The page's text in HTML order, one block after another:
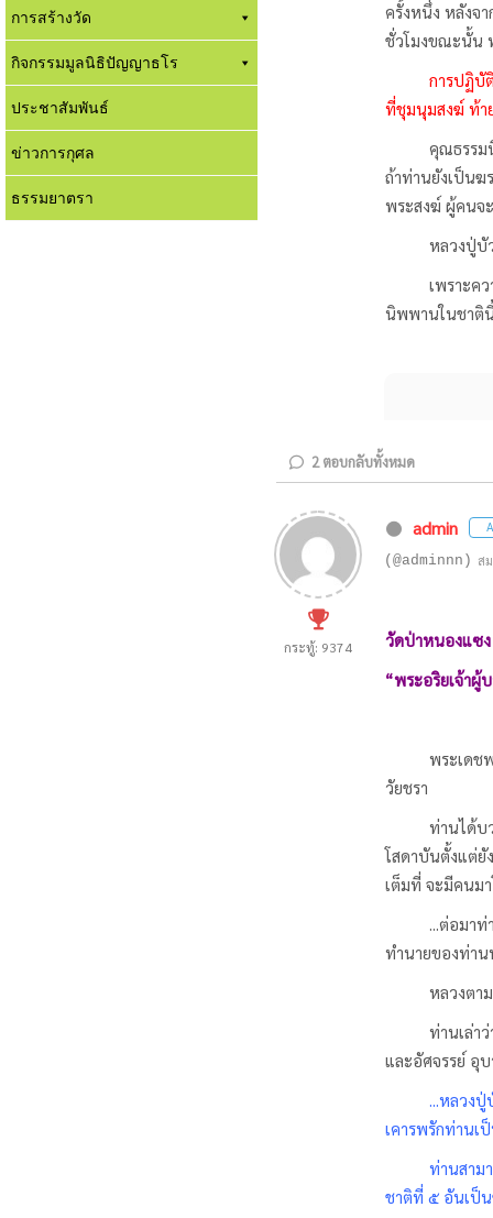
การสร้างวัด
กิจกรรมมูลนิธิปัญญาธโร
ประชาสัมพันธ์
ข่าวการกุศล
ธรรมยาตรา
ครั้งหนึ่ง หลังจ
ชั่วโมงขณะนั้น
การปฏิบั
ที่ชุมนุมสงฆ์ ท้า
คุณธรรมนี้น่า
ถ้าท่านยังเป็นฆ
พระสงฆ์ ผู้คนจ
หลวงปู่บัวทร
เพราะความ
นิพพานในชาติ
2 ตอบกลับทั้งหมด
กระทู้: 9374
admin
(@adminnn) ส
วัดป่าหนองแซ
“พระอริยเจ้าผู้
พระเดช
วัยชรา
ท่านได้บ
โสดาบันตั้งแต่ยั
เต็มที่ จะมีคนม
...ต่อมา
ทำนายของท่าน
หลวงตา
ท่านเล่า
และอัศจรรย์ อุ
...หลวงปู่
เคารพรักท่านเ
ท่านสามารถ
ชาติที่ ๕ อันเป็น